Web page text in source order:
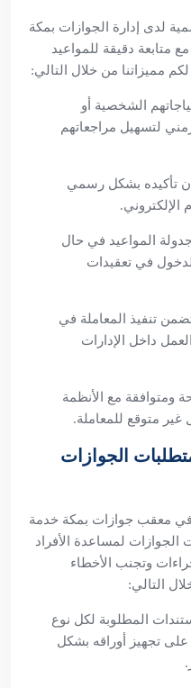
لدى إدارة الجوازات بمكة
متابعة دقيقة للمواعيد
مميزاتنا من خلال التالي:
الشخصية أو
لتسهيل مراجعاتهم
تأكيده بشكل رسمي
الإلكتروني.
المواعيد في حال
في تعقيدات
تنفيذ المعاملة في
داخل الإدارات
ومتوافقة مع الأنظمة
متوقع للمعاملة.
الجوازات
معقب جوازات بمكة خدمة
الجوازات لمساعدة الأفراد
وتجنب الأخطاء
التالي:
المطلوبة لكل نوع
تجهيز أوراقه بشكل